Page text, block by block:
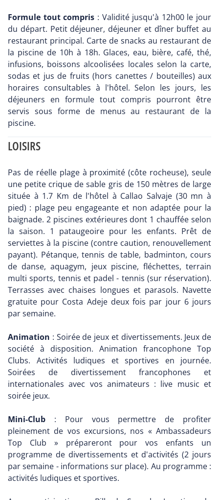
Formule tout compris : Validité jusqu'à 12h00 le jour
du départ. Petit déjeuner, déjeuner et dîner buffet au
restaurant principal. Carte de snacks au restaurant de
la piscine de 10h à 18h. Glaces, eau, bière, café, thé,
infusions, boissons alcoolisées locales selon la carte,
sodas et jus de fruits (hors canettes / bouteilles) aux
horaires consultables à l'hôtel. Selon les jours, les
déjeuners en formule tout compris pourront être
servis sous forme de menus au restaurant de la
piscine.
LOISIRS
Pas de réelle plage à proximité (côte rocheuse), seule
une petite crique de sable gris de 150 mètres de large
située à 1.7 Km de l'hôtel à Callao Salvaje (30 mn à
pied) : plage peu engageante et non adaptée pour la
baignade. 2 piscines extérieures dont 1 chauffée selon
la saison. 1 pataugeoire pour les enfants. Prêt de
serviettes à la piscine (contre caution, renouvellement
payant). Pétanque, tennis de table, badminton, cours
de danse, aquagym, jeux piscine, fléchettes, terrain
multi sports, tennis et padel - tennis (sur réservation).
Terrasses avec chaises longues et parasols. Navette
gratuite pour Costa Adeje deux fois par jour 6 jours
par semaine.
Animation : Soirée de jeux et divertissements. Jeux de
société à disposition. Animation francophone Top
Clubs. Activités ludiques et sportives en journée.
Soirées de divertissement francophones et
internationales avec vos animateurs : live music et
soirée jeux.
Mini-Club : Pour vous permettre de profiter
pleinement de vos excursions, nos « Ambassadeurs
Top Club » prépareront pour vos enfants un
programme de divertissements et d'activités (2 jours
par semaine - informations sur place). Au programme :
activités ludiques et sportives.